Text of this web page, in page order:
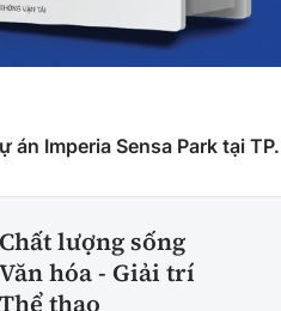
án Imperia Sensa Park tại
Chất lượng sống
Văn hóa - Giải trí
Thể thao